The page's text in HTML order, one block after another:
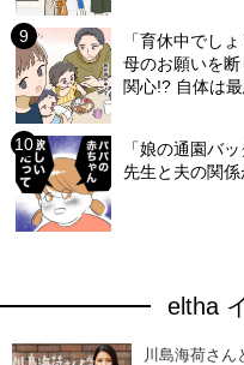
「育休中でし
母のお願いを
関心!? 自体は
「娘の通園バ
先生と夫の関
eltha
川島海荷さん